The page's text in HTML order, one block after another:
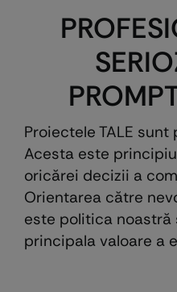
Proiectele TALE
Acesta este
oricărei decizii a
Orientarea către
este politica noastră
principala valoare a